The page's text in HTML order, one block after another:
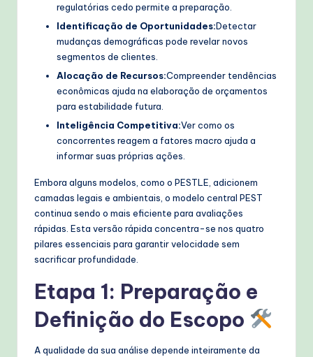
regulatórias cedo permite a preparação.
Identificação de Oportunidades:Detectar
mudanças demográficas pode revelar novos
segmentos de clientes.
Alocação de Recursos:Compreender tendências
econômicas ajuda na elaboração de orçamentos
para estabilidade futura.
Inteligência Competitiva:Ver como os
concorrentes reagem a fatores macro ajuda a
informar suas próprias ações.
Embora alguns modelos, como o PESTLE, adicionem
camadas legais e ambientais, o modelo central PEST
continua sendo o mais eficiente para avaliações
rápidas. Esta versão rápida concentra-se nos quatro
pilares essenciais para garantir velocidade sem
sacrificar profundidade.
Etapa 1: Preparação e
Definição do Escopo
A qualidade da sua análise depende inteiramente da